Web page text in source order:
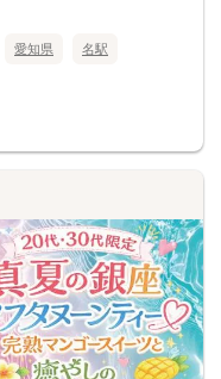
愛知県 名駅